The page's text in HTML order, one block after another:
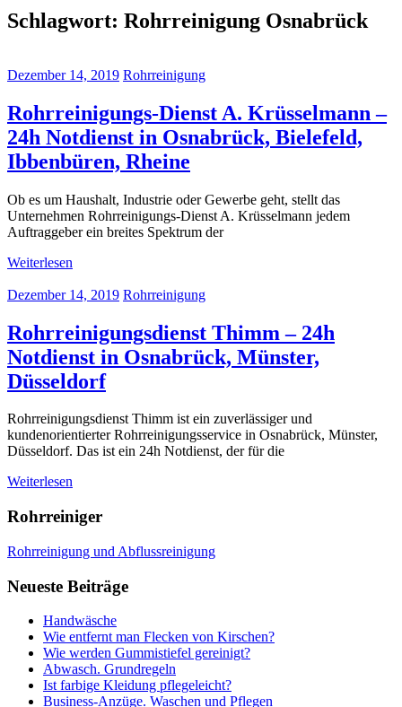
Schlagwort: Rohrreinigung Osnabrück
Dezember 14, 2019 Rohrreinigung
Rohrreinigungs-Dienst A. Krüsselmann –
24h Notdienst in Osnabrück, Bielefeld,
Ibbenbüren, Rheine
Ob es um Haushalt, Industrie oder Gewerbe geht, stellt das
Unternehmen Rohrreinigungs-Dienst A. Krüsselmann jedem
Auftraggeber ein breites Spektrum der
Weiterlesen
Dezember 14, 2019 Rohrreinigung
Rohrreinigungsdienst Thimm – 24h
Notdienst in Osnabrück, Münster,
Düsseldorf
Rohrreinigungsdienst Thimm ist ein zuverlässiger und
kundenorientierter Rohrreinigungsservice in Osnabrück, Münster,
Düsseldorf. Das ist ein 24h Notdienst, der für die
Weiterlesen
Rohrreiniger
Rohrreinigung und Abflussreinigung
Neueste Beiträge
Handwäsche
Wie entfernt man Flecken von Kirschen?
Wie werden Gummistiefel gereinigt?
Abwasch. Grundregeln
Ist farbige Kleidung pflegeleicht?
Business-Anzüge. Waschen und Pflegen